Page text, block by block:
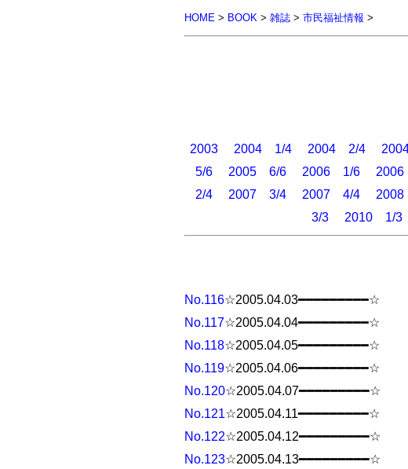
HOME> BOOK> 雑誌> 市民福祉情報 >
2003 2004 1/4 2004 2/4
5/6
2005 6/6 2006 1/6
2/4
2007 3/4 2007 4/4
3/3
2010 1/3
No.116☆2005.04.03━━━━━━━━━☆
No.117☆2005.04.04━━━━━━━━━☆
No.118☆2005.04.05━━━━━━━━━☆
No.119☆2005.04.06━━━━━━━━━☆
No.120☆2005.04.07━━━━━━━━━☆
No.121☆2005.04.11━━━━━━━━━☆
No.122☆2005.04.12━━━━━━━━━☆
No.123☆2005.04.13━━━━━━━━━☆